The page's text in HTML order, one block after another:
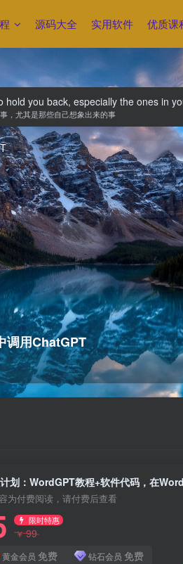
源码大全 实用软件 优质课
you back, especially the ones in
，尤其是那些自己想象出来的事
调用ChatGPT
为付费阅读，请付费后查看
限时特惠
￥99
黄金会员 免费 钻石会员 免费